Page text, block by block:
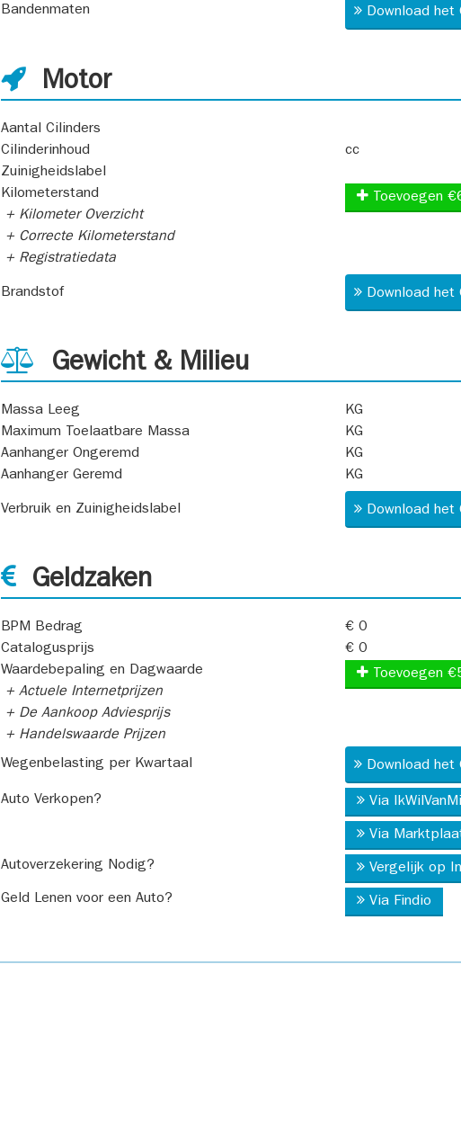
Bandenmaten Download
Motor
Aantal Cilinders
Cilinderinhoud
cc
Zuinigheidslabel
Kilometerstand
+ Kilometer Overzicht
+ Correcte Kilometerstand
+ Registratiedata
Toevoegen
Brandstof Download
Gewicht & Milieu
Massa Leeg
KG
Maximum Toelaatbare Massa
KG
Aanhanger Ongeremd
KG
Aanhanger Geremd
KG
Verbruik en Zuinigheidslabel Download
Geldzaken
BPM Bedrag
€ 0
Catalogusprijs
€ 0
Waardebepaling en Dagwaarde
+ Actuele Internetprijzen
+ De Aankoop Adviesprijs
+ Handelswaarde Prijzen
Toevoegen
Wegenbelasting per Kwartaal Download
Auto Verkopen? Via
Via
Autoverzekering Nodig? Vergelijk op
Geld Lenen voor een Auto? Via Findio